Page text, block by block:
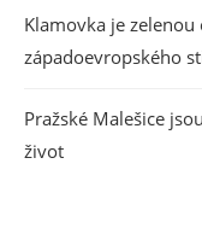
Klamovka je
západoevropského
Pražské Malešice
život